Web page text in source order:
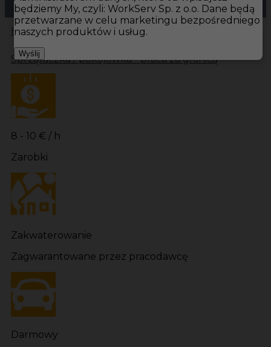
Hotistin Oferty pracyPokojówka Fårö
Sprzątaczka / pokojówka - praca za granicą
8 - 10 € / h
Zarobki
Zakwaterowanie
Zagwarantowane przez pracodawcę
Darmowy
będziemy My, czyli: WorkServ Sp. z o.o. Dane będą
przetwarzane w celu marketingu bezpośredniego
naszych produktów i usług.
Wyślij